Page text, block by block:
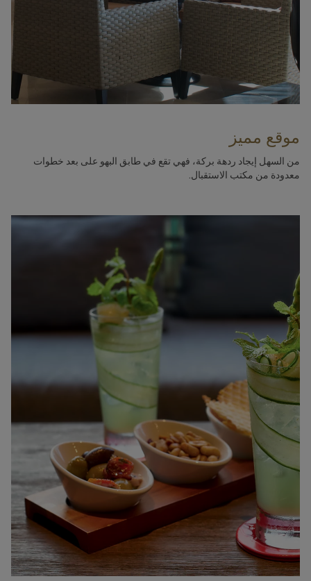
موقع مميز
من السهل إيجاد ردهة بركة، فهي تقع في طابق البهو على بعد خطوات
معدودة من مكتب الاستقبال.